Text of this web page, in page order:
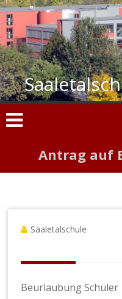
Zum
Inhalt
springen
Antrag auf
Saaletalschule
Beurlaubung Schüler